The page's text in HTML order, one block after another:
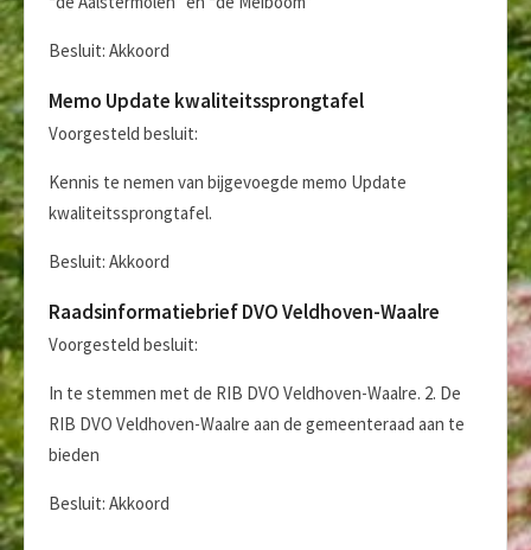
Besluit: Akkoord
Memo Update kwaliteitssprongtafel
Voorgesteld besluit:
Kennis te nemen van bijgevoegde memo Update
kwaliteitssprongtafel.
Besluit: Akkoord
Raadsinformatiebrief DVO Veldhoven-Waalre
Voorgesteld besluit:
In te stemmen met de RIB DVO Veldhoven-Waalre. 2. De
RIB DVO Veldhoven-Waalre aan de gemeenteraad aan te
bieden
Besluit: Akkoord